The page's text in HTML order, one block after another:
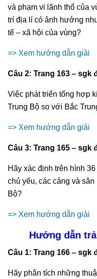
và phạm vi lãnh thổ của
trí địa lí có ảnh hưởng
tế – xã hội của vùng?
=> Xem hướng dẫn giải
Câu 2: Trang 163 – sgk
Việc phát triển tổng hợp
Trung Bộ so với Bắc
=> Xem hướng dẫn giải
Câu 3: Trang 165 – sgk
Hãy xác định trên hình
chủ yếu, các cảng và
Bộ?
=> Xem hướng dẫn giải
Hướng dẫn
Câu 1: Trang 166 – sgk
Hãy phân tích những